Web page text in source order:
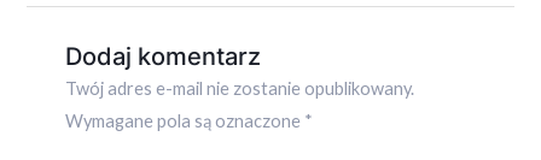
Dodaj komentarz
Twój adres e-mail nie zostanie opublikowany.
Wymagane pola są oznaczone *